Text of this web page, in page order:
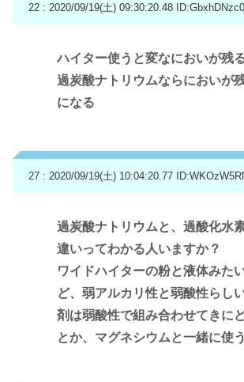
22 : 2020/09/19(土) 09:30:20.48 ID:GbxhDNzc0
ハイター使うと変なにおいが残
過炭酸ナトリウムならにおいが
になる
27 : 2020/09/19(土) 10:04:20.77
過炭酸ナトリウムと、過酸化水
違いってわかる人いますか？
ワイドハイターの粉と液体みた
ど、弱アルカリ性と弱酸性らし
剤は弱酸性で組み合わせてきに
とか、マグネシウムと一緒に使